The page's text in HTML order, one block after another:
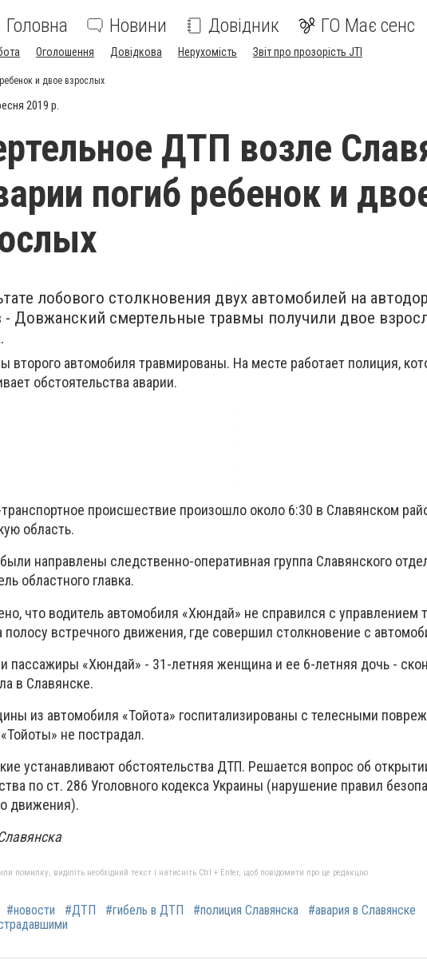
Головна Новини Довідник ГО Має сенс
Оголошення Довідкова Нерухомість Звіт про прозорість JTI
и двое взрослых
2019 р.
ДТП возле
погиб ребенок и
лобового столкновения двух автомобилей на
- Довжанский смертельные травмы получили двое
второго автомобиля травмированы. На месте работает полиция,
обстоятельства аварии.
происшествие произошло около 6:30 в Славянском
область.
направлены следственно-оперативная группа Славянского
областного главка.
что водитель автомобиля «Хюндай» не справился с управлением
полосу встречного движения, где совершил столкновение с
пассажиры «Хюндай» - 31-летняя женщина и ее 6-летняя дочь -
в Славянске.
из автомобиля «Тойота» госпитализированы с телесными
не пострадал.
устанавливают обстоятельства ДТП. Решается вопрос об
по ст. 286 Уголовного кодекса Украины (нарушение правил
движения).
помилку, виділіть необхідний текст і натисніть Ctrl + Enter, щоб повідомити про це редакцію
#новости #ДТП #гибель в ДТП #полиция Славянска
#авария в Славянске